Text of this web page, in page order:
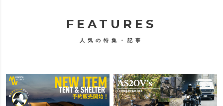
FEATURES
人気の特集・記事